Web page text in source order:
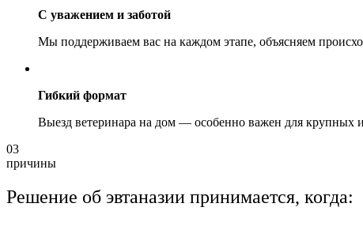
С уважением и заботой
Мы поддерживаем вас на каждом этапе, объясняем
Гибкий формат
Выезд ветеринара на дом — особенно важен для крупных
03
причины
Решение об эвтаназии принимается, когда: